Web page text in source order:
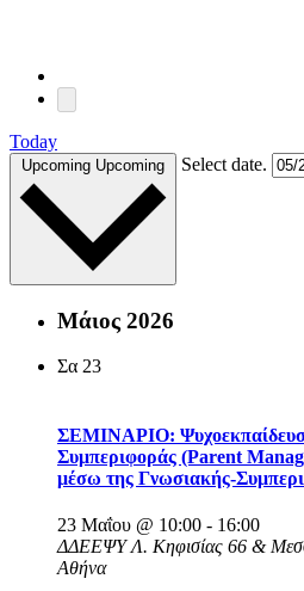
Today
Upcoming Upcoming Select date.
Μάιος 2026
Σα 23
ΣΕΜΙΝΑΡΙΟ:
Συμπεριφοράς (Parent
μέσω της Γνωσιακής-
23 Μαΐου @ 10:00 - 16:00
ΔΔΕΕΨΥΛ. Κηφισίας 66 &
Αθήνα